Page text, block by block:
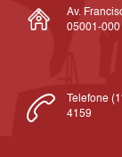
Av.
05001-000
Telefone
4159